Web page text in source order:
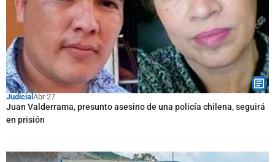
Judicial Abr 27
Juan Valderrama, presunto asesino de una policía chilena, seguirá
en prisión